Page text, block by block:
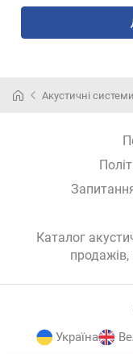
Акустичні системи
Каталог
продажів,
Україна